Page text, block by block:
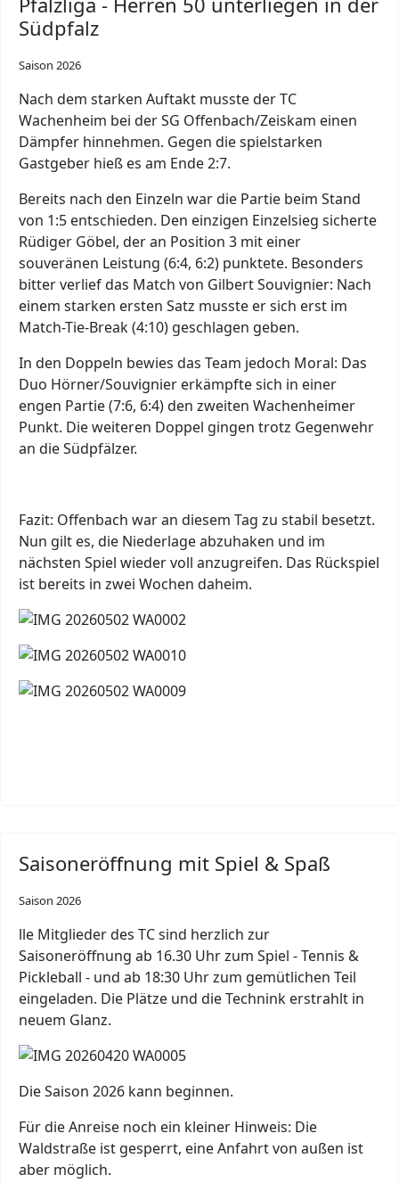
Südpfalz
Saison 2026
Nach dem starken Auftakt musste der TC
Wachenheim bei der SG Offenbach/Zeiskam einen
Dämpfer hinnehmen. Gegen die spielstarken
Gastgeber hieß es am Ende 2:7.
Bereits nach den Einzeln war die Partie beim Stand
von 1:5 entschieden. Den einzigen Einzelsieg sicherte
Rüdiger Göbel, der an Position 3 mit einer
souveränen Leistung (6:4, 6:2) punktete. Besonders
bitter verlief das Match von Gilbert Souvignier: Nach
einem starken ersten Satz musste er sich erst im
Match-Tie-Break (4:10) geschlagen geben.
In den Doppeln bewies das Team jedoch Moral: Das
Duo Hörner/Souvignier erkämpfte sich in einer
engen Partie (7:6, 6:4) den zweiten Wachenheimer
Punkt. Die weiteren Doppel gingen trotz Gegenwehr
an die Südpfälzer.
Fazit: Offenbach war an diesem Tag zu stabil besetzt.
Nun gilt es, die Niederlage abzuhaken und im
nächsten Spiel wieder voll anzugreifen. Das Rückspiel
ist bereits in zwei Wochen daheim.
Saisoneröffnung mit Spiel & Spaß
Saison 2026
lle Mitglieder des TC sind herzlich zur
Saisoneröffnung ab 16.30 Uhr zum Spiel - Tennis &
Pickleball - und ab 18:30 Uhr zum gemütlichen Teil
eingeladen. Die Plätze und die Technink erstrahlt in
neuem Glanz.
Die Saison 2026 kann beginnen.
Für die Anreise noch ein kleiner Hinweis: Die
Waldstraße ist gesperrt, eine Anfahrt von außen ist
aber möglich.